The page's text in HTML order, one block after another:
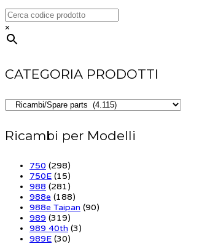
×
CATEGORIA PRODOTTI
Ricambi per Modelli
750 (298)
750E (15)
988 (281)
988e (188)
988e Taipan (90)
989 (319)
989 40th (3)
989E (30)